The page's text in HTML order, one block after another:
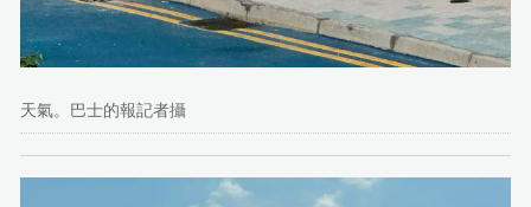
天氣。巴士的報記者攝